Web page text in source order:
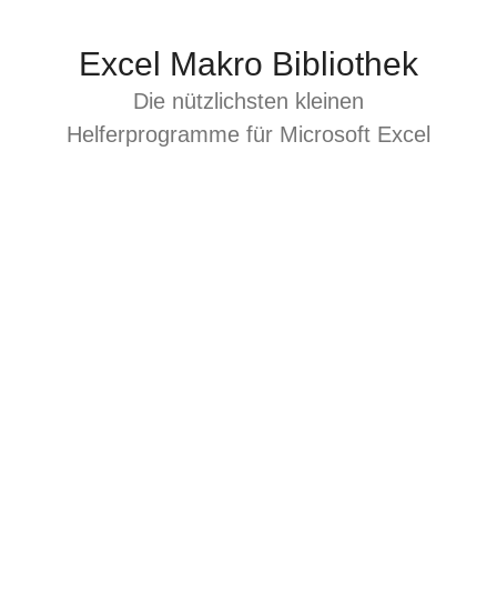
Excel Makro Bibliothek
Die nützlichsten kleinen
Helferprogramme für Microsoft Excel